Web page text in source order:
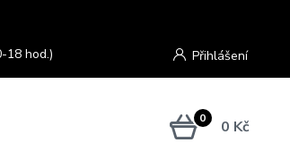
Přihlášení
18 hod.)
0 0 Kč